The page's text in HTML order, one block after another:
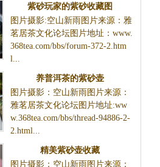
紫砂玩家的紫砂收藏图
图片摄影:空山新雨图片来源：雅
茗居茶文化论坛图片地址：www.
368tea.com/bbs/forum-372-2.htm
l...
养普洱茶的紫砂壶
图片摄影：空山新雨图片来源：
雅茗居茶文化论坛图片地址:ww
w.368tea.com/bbs/thread-94886-2-
2.html...
精美紫砂壶收藏
图片摄影：空山新雨图片来源：